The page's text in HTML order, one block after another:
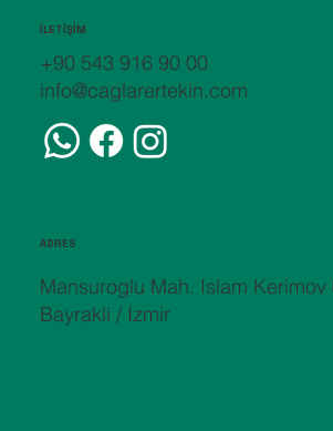
İLETİŞİM
+90 543 916 90 00
info@caglarertekin.com
ADRES
Mansuroglu Mah. Islam
Bayrakli / Izmir